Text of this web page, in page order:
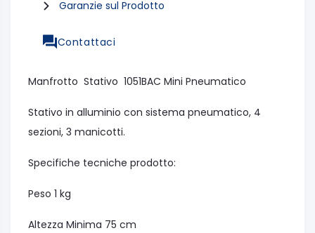
Garanzie sul Prodotto
Contattaci
Manfrotto Stativo 1051BAC Mini Pneumatico
Stativo in alluminio con sistema pneumatico, 4
sezioni, 3 manicotti.
Specifiche tecniche prodotto:
Peso 1 kg
Altezza Minima 75 cm